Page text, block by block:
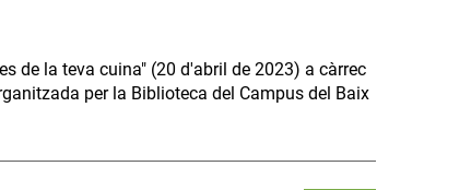
de la teva cuina" (20 d'abril de 2023) a càrrec
per la Biblioteca del Campus del Baix